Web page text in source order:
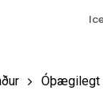
Óþægilegt